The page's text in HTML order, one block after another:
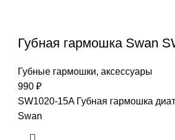
Губная гармошка Swan
Губные гармошки, аксессуары
990 ₽
SW1020-15A Губная гармошка
Swan